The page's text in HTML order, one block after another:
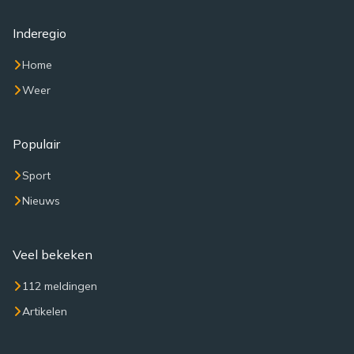
Inderegio
Home
Weer
Populair
Sport
Nieuws
Veel bekeken
112 meldingen
Artikelen